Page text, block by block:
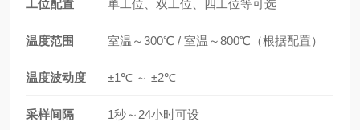
工位配置 单工位、双工位、四工位等可选
温度范围 室温～300℃ / 室温～800℃（根据配置）
温度波动度 ±1℃ ～ ±2℃
采样间隔 1秒～24小时可设